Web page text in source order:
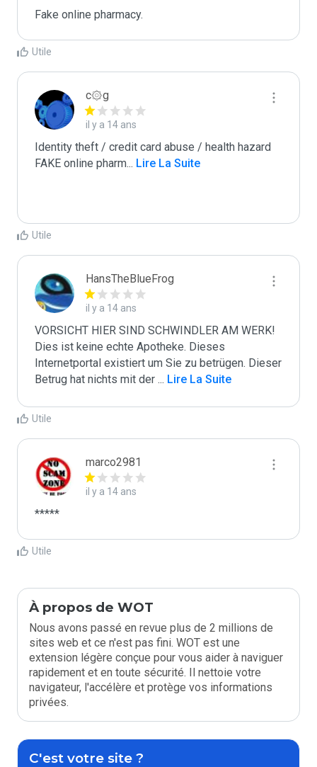
Fake online pharmacy.
Utile
c۞g
il y a 14 ans
Identity theft / credit card abuse / health hazard
FAKE online pharm... Lire La Suite
Utile
HansTheBlueFrog
il y a 14 ans
VORSICHT HIER SIND SCHWINDLER AM WERK!
Dies ist keine echte Apotheke. Dieses
Internetportal existiert um Sie zu betrügen. Dieser
Betrug hat nichts mit der ... Lire La Suite
Utile
marco2981
il y a 14 ans
*****
Utile
À propos de WOT
Nous avons passé en revue plus de 2 millions de
sites web et ce n'est pas fini. WOT est une
extension légère conçue pour vous aider à naviguer
rapidement et en toute sécurité. Il nettoie votre
navigateur, l'accélère et protège vos informations
privées.
C'est votre site ?